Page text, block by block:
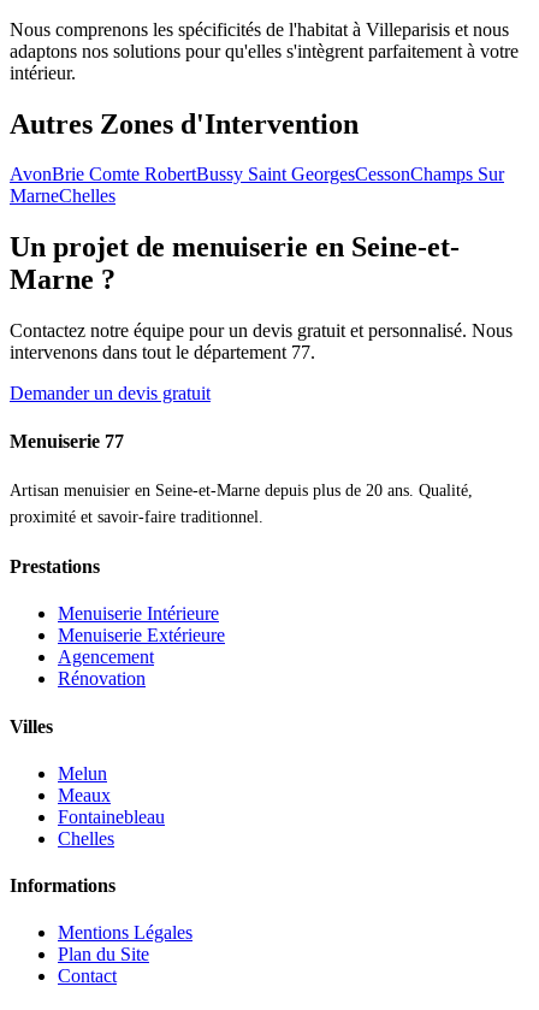
Nous comprenons les spécificités de l'habitat à Villeparisis et nous
adaptons nos solutions pour qu'elles s'intègrent parfaitement à votre
intérieur.
Autres Zones d'Intervention
AvonBrie Comte RobertBussy Saint GeorgesCessonChamps Sur
MarneChelles
Un projet de menuiserie en Seine-et-
Marne ?
Contactez notre équipe pour un devis gratuit et personnalisé. Nous
intervenons dans tout le département 77.
Demander un devis gratuit
Menuiserie 77
Artisan menuisier en Seine-et-Marne depuis plus de 20 ans. Qualité,
proximité et savoir-faire traditionnel.
Prestations
Menuiserie Intérieure
Menuiserie Extérieure
Agencement
Rénovation
Villes
Melun
Meaux
Fontainebleau
Chelles
Informations
Mentions Légales
Plan du Site
Contact